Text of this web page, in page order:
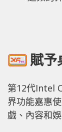
賦予
第12代Intel
界功能嘉惠
戲、內容和